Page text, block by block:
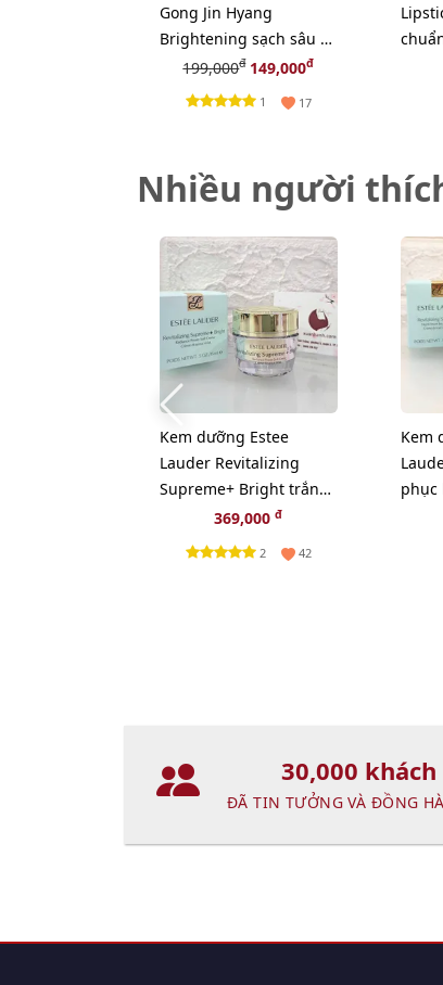
Gong Jin Hyang
Brightening sạch sâu và
tươi sáng da, 40ml
199,000đ149,000đ
1 17
đỏ
Nhiều người
Kem dưỡng Estee
Lauder Revitalizing
Supreme+ Bright trắng
sáng da toàn diện, 15ml
369,000đ
2 42
Kem
phục
30,000
ĐÃ TIN TƯỞNG VÀ ĐỒNG